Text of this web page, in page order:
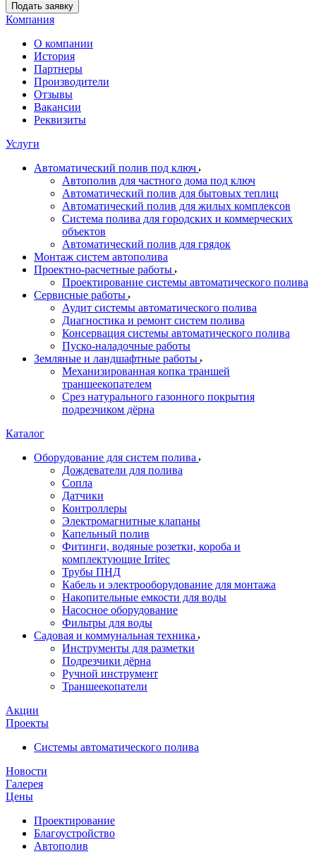
Подать заявку
Компания
О компании
История
Партнеры
Производители
Отзывы
Вакансии
Реквизиты
Услуги
Автоматический полив под ключ
Автополив для частного дома под ключ
Автоматический полив для бытовых теплиц
Автоматический полив для жилых комплексов
Система полива для городских и коммерческих
объектов
Автоматический полив для грядок
Монтаж систем автополива
Проектно-расчетные работы
Проектирование системы автоматического полива
Сервисные работы
Аудит системы автоматического полива
Диагностика и ремонт систем полива
Консервация системы автоматического полива
Пуско-наладочные работы
Земляные и ландшафтные работы
Механизированная копка траншей
траншеекопателем
Срез натурального газонного покрытия
подрезчиком дёрна
Каталог
Оборудование для систем полива
Дождеватели для полива
Сопла
Датчики
Контроллеры
Электромагнитные клапаны
Капельный полив
Фитинги, водяные розетки, короба и
комплектующие Irritec
Трубы ПНД
Кабель и электрооборудование для монтажа
Накопительные емкости для воды
Насосное оборудование
Фильтры для воды
Садовая и коммунальная техника
Инструменты для разметки
Подрезчики дёрна
Ручной инструмент
Траншеекопатели
Акции
Проекты
Системы автоматического полива
Новости
Галерея
Цены
Проектирование
Благоустройство
Автополив